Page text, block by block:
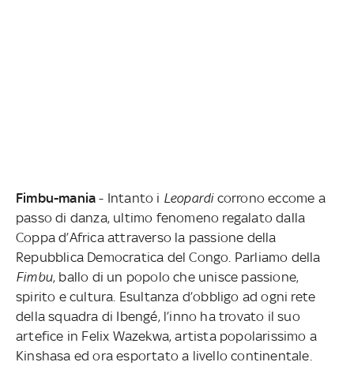
Fimbu-mania - Intanto i Leopardicorrono eccome a
passo di danza, ultimo fenomeno regalato dalla
Coppa d’Africa attraverso la passione della
Repubblica Democratica del Congo. Parliamo della
Fimbu, ballo di un popolo che unisce passione,
spirito e cultura. Esultanza d’obbligo ad ogni rete
della squadra di Ibengé, l’inno ha trovato il suo
artefice in Felix Wazekwa, artista popolarissimo a
Kinshasa ed ora esportato a livello continentale.